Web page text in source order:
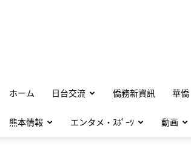
ホーム 日台交流 僑務新資訊 華僑
熊本情報 エンタメ・ｽﾎﾟｰﾂ 動画